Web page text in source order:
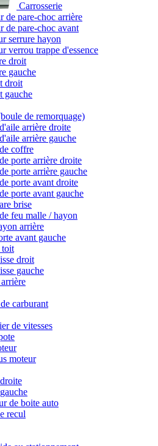
Carrosserie
de pare-choc arrière
de pare-choc avant
serrure hayon
verrou trappe d'essence
droit
gauche
droit
gauche
de remorquage)
arrière droite
arrière gauche
coffre
porte arrière droite
porte arrière gauche
porte avant droite
porte avant gauche
brise
feu malle / hayon
arrière
avant gauche
toit
droit
gauche
carburant
de vitesses
moteur
de boite auto
recul